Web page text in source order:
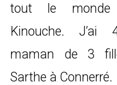
tout le monde
Kinouche. J’ai
maman de 3
Sarthe à Connerré.